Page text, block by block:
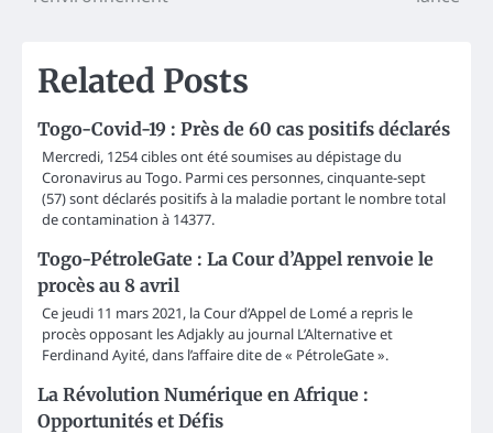
Related Posts
Togo-Covid-19 : Près de 60 cas positifs déclarés
Mercredi, 1254 cibles ont été soumises au dépistage du
Coronavirus au Togo. Parmi ces personnes, cinquante-sept
(57) sont déclarés positifs à la maladie portant le nombre total
de contamination à 14377.
Togo-PétroleGate : La Cour d’Appel renvoie le
procès au 8 avril
Ce jeudi 11 mars 2021, la Cour d’Appel de Lomé a repris le
procès opposant les Adjakly au journal L’Alternative et
Ferdinand Ayité, dans l’affaire dite de « PétroleGate ».
La Révolution Numérique en Afrique :
Opportunités et Défis